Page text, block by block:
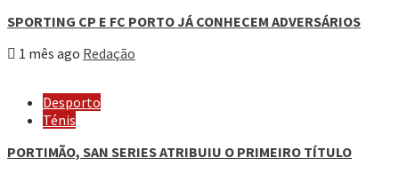
SPORTING CP E FC PORTO JÁ CONHECEM ADVERSÁRIOS
1 mês ago Redação
Desporto
Ténis
PORTIMÃO, SAN SERIES ATRIBUIU O PRIMEIRO TÍTULO